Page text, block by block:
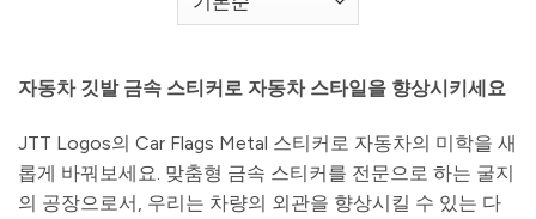
자동차 깃발 금속 스티커로 자동차 스타일을 향상시키세요
JTT Logos의 Car Flags Metal 스티커로 자동차의 미학을 새
롭게 바꿔보세요. 맞춤형 금속 스티커를 전문으로 하는 굴지
의 공장으로서, 우리는 차량의 외관을 향상시킬 수 있는 다